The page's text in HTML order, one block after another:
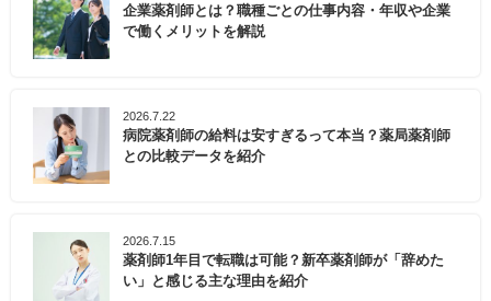
企業薬剤師とは？職種ごとの仕事内容・年収や企業
で働くメリットを解説
2026.7.22
病院薬剤師の給料は安すぎるって本当？薬局薬剤師
との比較データを紹介
2026.7.15
薬剤師1年目で転職は可能？新卒薬剤師が「辞めた
い」と感じる主な理由を紹介